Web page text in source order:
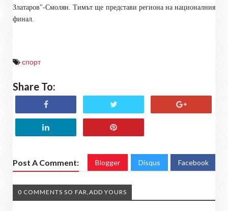
Златаров"-Смолян. Тимът ще представи региона на националния
финал.
спорт
Share To:
Post A Comment: Blogger Disqus Facebook
0 COMMENTS SO FAR,ADD YOURS